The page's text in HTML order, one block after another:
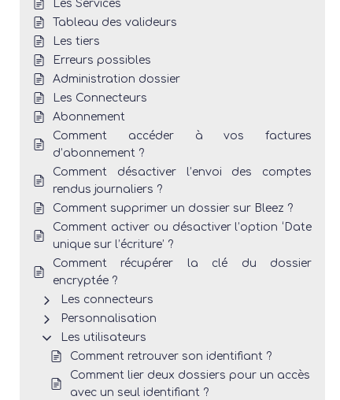
Les Services
Tableau des valideurs
Les tiers
Erreurs possibles
Administration dossier
Les Connecteurs
Abonnement
Comment accéder à vos factures
d’abonnement ?
Comment désactiver l’envoi des comptes
rendus journaliers ?
Comment supprimer un dossier sur Bleez ?
Comment activer ou désactiver l’option ‘Date
unique sur l’écriture’ ?
Comment récupérer la clé du dossier
encryptée ?
Les connecteurs
Personnalisation
Les utilisateurs
Comment retrouver son identifiant ?
Comment lier deux dossiers pour un accès
avec un seul identifiant ?